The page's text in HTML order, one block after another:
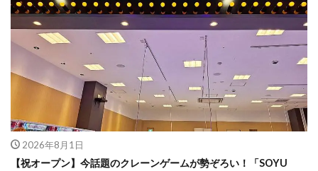
2026年8月1日
【祝オープン】今話題のクレーンゲームが勢ぞろい！「SOYU